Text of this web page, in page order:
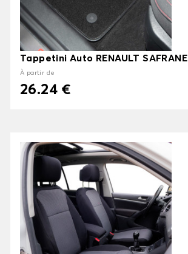
Tappetini Auto RENAULT SAFRANE
À partir de
26.24 €